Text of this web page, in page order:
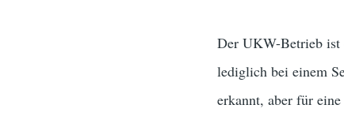
Der UKW-Betrieb ist
lediglich bei einem
erkannt, aber für